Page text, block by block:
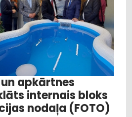
un apkārtnes
internais bloks
nodaļa (FOTO)